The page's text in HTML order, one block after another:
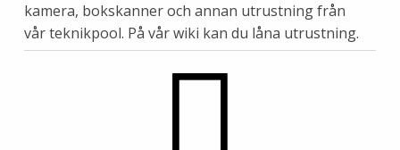
kamera, bokskanner och annan utrustning från
vår teknikpool. På vår wiki kan du låna utrustning.